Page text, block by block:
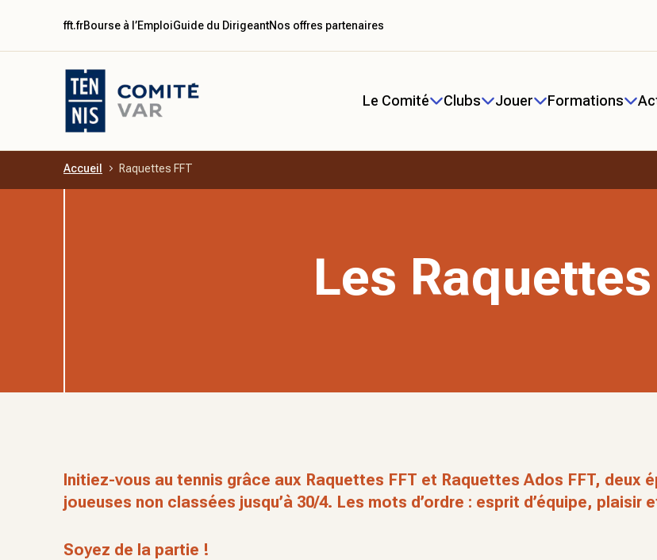
Aller au contenu principal
Le Comité Clubs Jouer Formations
fft.frBourse à l’EmploiGuide du DirigeantNos offres partenaires
Accueil Raquettes FFT
Les
Initiez-vous au tennis grâce aux Raquettes FFT et Raquettes Ados FFT, deux
joueuses non classées jusqu’à 30/4. Les mots d’ordre : esprit d’équipe, plaisir
Soyez de la partie !